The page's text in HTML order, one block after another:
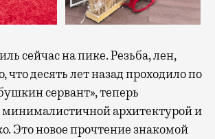
сейчас на пике. Резьба, лен,
что десять лет назад проходило по
сервант», теперь
минималистичной архитектурой и
Это новое прочтение знакомой